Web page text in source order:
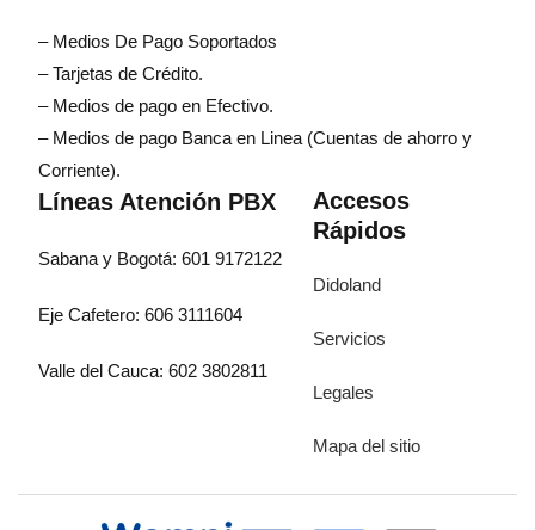
– Medios De Pago Soportados
– Tarjetas de Crédito.
– Medios de pago en Efectivo.
– Medios de pago Banca en Linea (Cuentas de ahorro y
Corriente).
Líneas Atención PBX
Sabana y Bogotá: 601 9172122
Eje Cafetero: 606 3111604
Valle del Cauca: 602 3802811
Accesos
Rápidos
Didoland
Servicios
Legales
Mapa del sitio